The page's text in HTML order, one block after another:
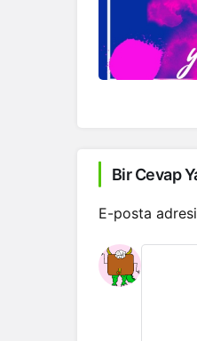
Bir Cevap
E-posta